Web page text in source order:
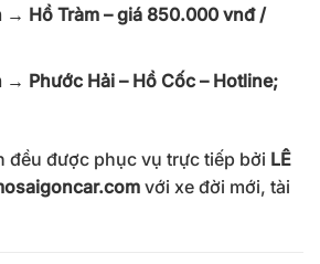
→ Hồ Tràm – giá 850.000 vnđ /
→ Phước Hải – Hồ Cốc – Hotline;
đều được phục vụ trực tiếp bởi LÊ
với xe đời mới, tài